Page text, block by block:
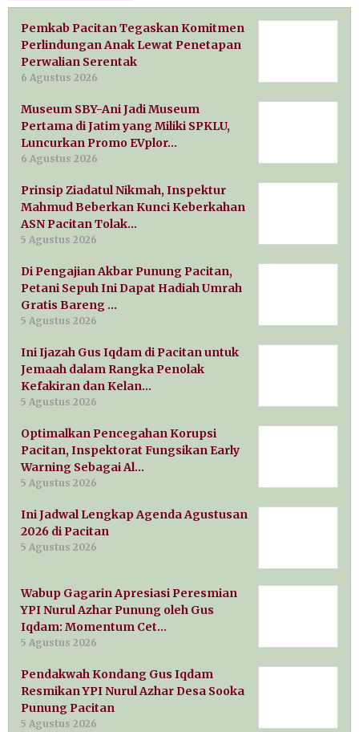
Pemkab Pacitan Tegaskan Komitmen
Perlindungan Anak Lewat Penetapan
Perwalian Serentak
6 Agustus 2026
Museum SBY-Ani Jadi Museum
Pertama di Jatim yang Miliki SPKLU,
Luncurkan Promo EVplor…
6 Agustus 2026
Prinsip Ziadatul Nikmah, Inspektur
Mahmud Beberkan Kunci Keberkahan
ASN Pacitan Tolak…
5 Agustus 2026
Di Pengajian Akbar Punung Pacitan,
Petani Sepuh Ini Dapat Hadiah Umrah
Gratis Bareng …
5 Agustus 2026
Ini Ijazah Gus Iqdam di Pacitan untuk
Jemaah dalam Rangka Penolak
Kefakiran dan Kelan…
5 Agustus 2026
Optimalkan Pencegahan Korupsi
Pacitan, Inspektorat Fungsikan Early
Warning Sebagai Al…
5 Agustus 2026
Ini Jadwal Lengkap Agenda Agustusan
2026 di Pacitan
5 Agustus 2026
Wabup Gagarin Apresiasi Peresmian
YPI Nurul Azhar Punung oleh Gus
Iqdam: Momentum Cet…
5 Agustus 2026
Pendakwah Kondang Gus Iqdam
Resmikan YPI Nurul Azhar Desa Sooka
Punung Pacitan
5 Agustus 2026